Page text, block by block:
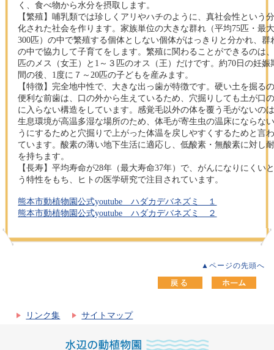
く、食べ物から水分を摂取します。
【繁殖】哺乳類では珍しくアリやハチのように、真社会性という
化された社会を作ります。家族単位の大きな群れ（平均75匹・最
300匹）の中で繁殖する個体としない個体がはっきりと分かれ、群
の中で協力して子育てをします。繁殖に関わることができるのは
匹のメス（女王）と1～３匹のオス（王）だけです。約70日の妊娠
間の後、1度に７～20匹の子どもを産みます。
【特徴】完全地中性で、大きな出っ歯が特徴です。硬い土を掘る
便利な前歯は、口の外から生えているため、穴掘りしても土が口
に入らない構造をしています。感覚毛以外の体を覆う毛がないの
生息環境が高温多湿な場所のため、体毛が寄生虫の温床にならな
うにするためと穴掘りで上がった体温を戻しやすくするためと言
ています。酸素の薄い地下生活に適応し、低酸素・無酸素に対し
を持ちます。
【長寿】平均寿命が28年（最大寿命37年）で、がんになりにくい
う特性をもち、ヒトの医学研究で注目されています。
熊本市動植物園公式youtube ハダカデバネズミ １
熊本市動植物園公式youtube ハダカデバネズミ ２
▲ページの先頭へ
リンク集 サイトマップ